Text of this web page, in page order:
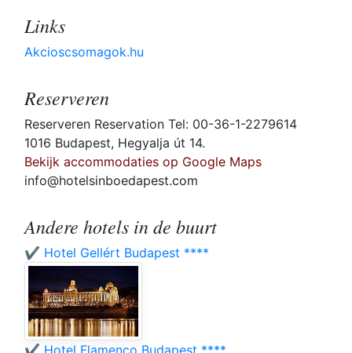
Links
Akcioscsomagok.hu
Reserveren
Reserveren Reservation Tel: 00-36-1-2279614
1016 Budapest, Hegyalja út 14.
Bekijk accommodaties op Google Maps
info@hotelsinboedapest.com
Andere hotels in de buurt
✔️ Hotel Gellért Budapest ****